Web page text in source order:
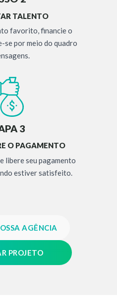
TALENTO
favorito, financie o
se por meio do quadro
3
O PAGAMENTO
libere seu pagamento
estiver satisfeito.
AGÊNCIA
PROJETO